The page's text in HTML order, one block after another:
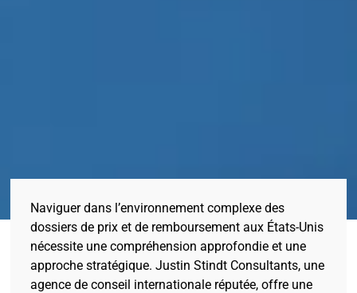
Naviguer dans l’environnement complexe des
dossiers de prix et de remboursement aux États-Unis
nécessite une compréhension approfondie et une
approche stratégique. Justin Stindt Consultants, une
agence de conseil internationale réputée, offre une